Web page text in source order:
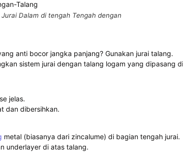
Dalam di tengah Tengah dengan
anti bocor jangka panjang? Gunakan jurai talang.
sistem jurai dengan talang logam yang dipasang
jelas.
dan dibersihkan.
metal (biasanya dari zincalume) di bagian tengah jurai.
underlayer di atas talang.